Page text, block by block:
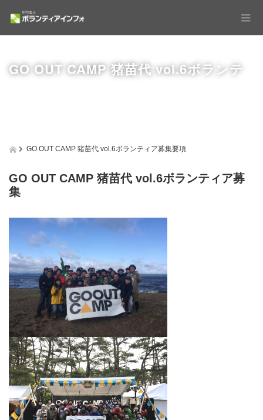
GO OUT CAMP 猪苗代 vol.6ボランテ
ィア募集要項
GO OUT CAMP 猪苗代 vol.6ボランティア募集要項
GO OUT CAMP 猪苗代 vol.6ボランティア募
集